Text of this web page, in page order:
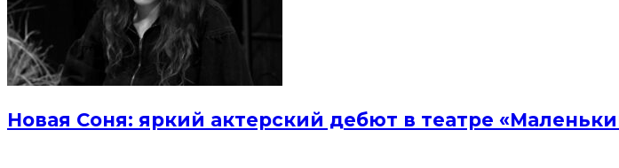
Новая Соня: яркий актерский дебют в театре